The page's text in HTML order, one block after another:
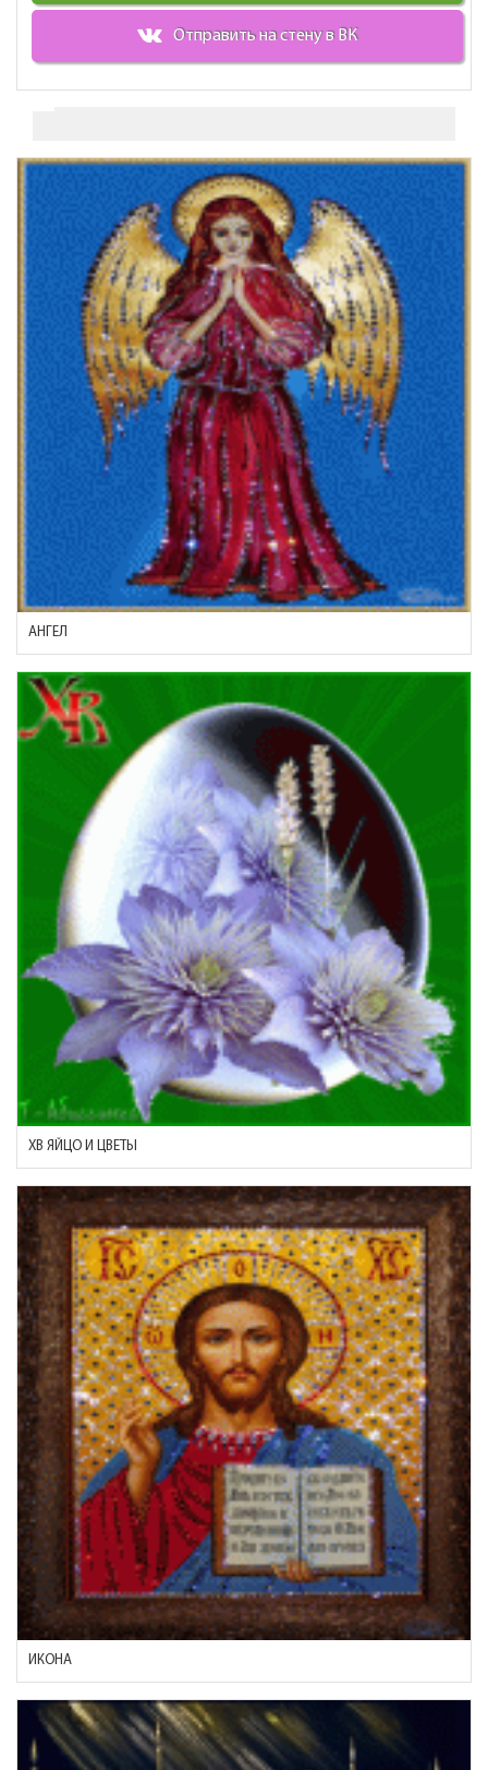
Отправить на стену в ВК
АНГЕЛ
ХВ ЯЙЦО И ЦВЕТЫ
ИКОНА